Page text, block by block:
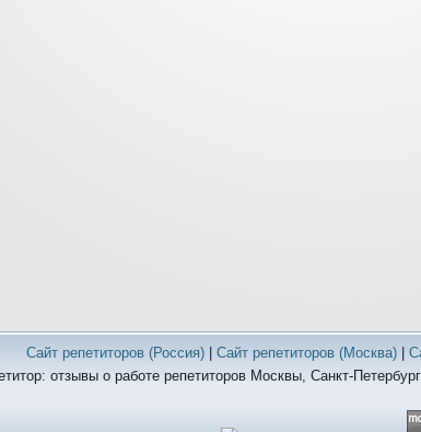
Сайт репетиторов (Россия) |Сайт репетиторов (Москва) |
отзывы о работе репетиторов Москвы, Санкт-